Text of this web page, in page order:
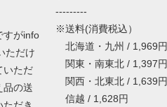
すがinfo
ただけ
いただ
品の送
だき
---------
※送料(消費税込）
北海道・九州 / 1,969円
関東・南東北 / 1,397円
関西・北東北 / 1,639円
信越 / 1,628円